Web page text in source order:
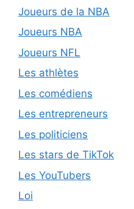
Joueurs de la NBA
Joueurs NBA
Joueurs NFL
Les athlètes
Les comédiens
Les entrepreneurs
Les politiciens
Les stars de TikTok
Les YouTubers
Loi